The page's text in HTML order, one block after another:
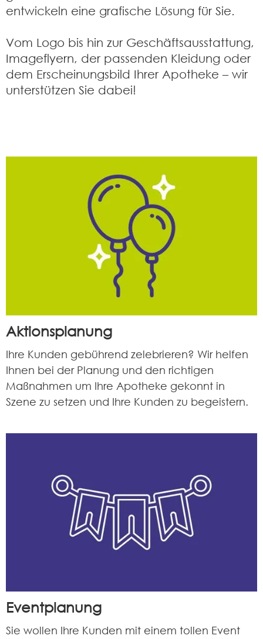
entwickeln eine grafische Lösung für Sie.
Vom Logo bis hin zur Geschäftsausstattung,
Imageflyern, der passenden Kleidung oder
dem Erscheinungsbild Ihrer Apotheke – wir
unterstützen Sie dabei!
Aktionsplanung
Ihre Kunden gebührend zelebrieren? Wir helfen
Ihnen bei der Planung und den richtigen
Maßnahmen um Ihre Apotheke gekonnt in
Szene zu setzen und Ihre Kunden zu begeistern.
Eventplanung
Sie wollen Ihre Kunden mit einem tollen Event